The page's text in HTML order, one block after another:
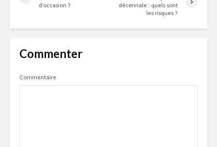
d’occasion ?
décennale : quels sont
les risques ?
Commenter
Commentaire